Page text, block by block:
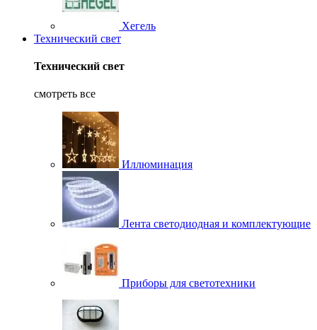
Хегель
Технический свет
Технический свет
смотреть все
Иллюминация
Лента светодиодная и комплектующие
Приборы для светотехники